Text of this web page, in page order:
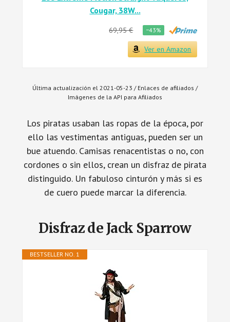
Cougar, 38W...
69,95 € −43%
Ver en Amazon
Última actualización el 2021-05-23 / Enlaces de afiliados /
Imágenes de la API para Afiliados
Los piratas usaban las ropas de la época, por
ello las vestimentas antiguas, pueden ser un
bue atuendo. Camisas renacentistas o no, con
cordones o sin ellos, crean un disfraz de pirata
distinguido. Un fabuloso cinturón y más si es
de cuero puede marcar la diferencia.
Disfraz de Jack Sparrow
BESTSELLER NO. 1